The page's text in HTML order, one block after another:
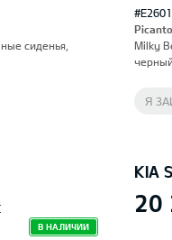
сиденья,
Milky
Я
В НАЛИЧИИ
KIA
20